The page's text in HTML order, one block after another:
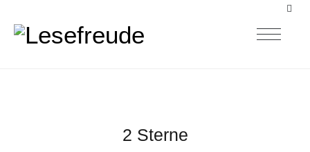
2 Sterne